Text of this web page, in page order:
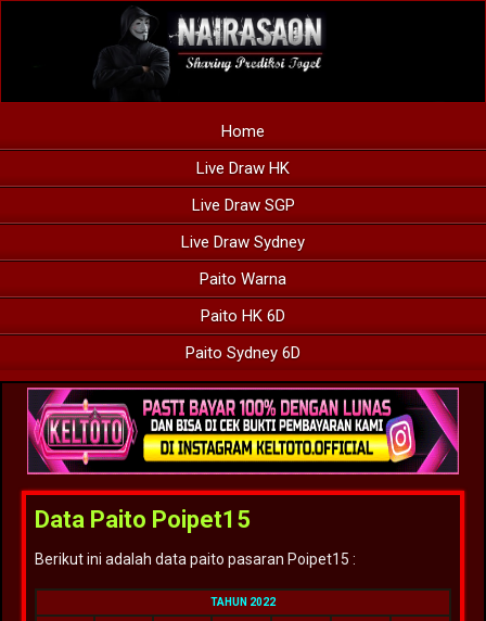
Home
Live Draw HK
Live Draw SGP
Live Draw Sydney
Paito Warna
Paito HK 6D
Paito Sydney 6D
Data Paito Poipet15
Berikut ini adalah data paito pasaran Poipet15 :
TAHUN 2022